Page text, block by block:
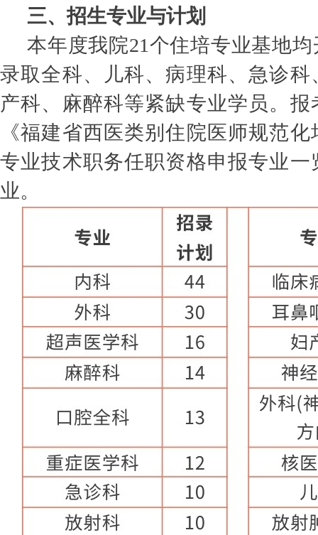
三、招生专业与计划
本年度我院21个住培专业基地
录取全科、儿科、病理科、急诊科
产科、麻醉科等紧缺专业学员。
《福建省西医类别住院医师规范
专业技术职务任职资格申报专业一
业。